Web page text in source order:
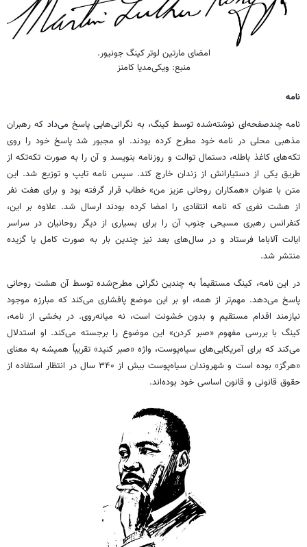
امضای مارتین لوتر کینگ جونیور.
منبع: ویکی‌مدیا کامنز
نامه
نامه چندصفحه‌ای نوشته‌شده توسط کینگ، به نگرانی‌هایی پاسخ می‌داد که رهبران
مذهبی محلی در نامه خود مطرح کرده بودند. او مجبور شد پاسخ خود را روی
تکه‌های کاغذ باطله، دستمال توالت و روزنامه بنویسد و آن را به‌ صورت تکه‌تکه از
طریق یکی از دستیارانش از زندان خارج کند. سپس نامه تایپ و توزیع شد. این
متن با عنوان «همکاران روحانی عزیز من» خطاب قرار گرفته بود و برای هفت نفر
از هشت نفری که نامه انتقادی را امضا کرده بودند ارسال شد. علاوه بر این،
کنفرانس رهبری مسیحی جنوب آن را برای بسیاری از دیگر روحانیان در سراسر
ایالت آلاباما فرستاد و در سال‌های بعد نیز چندین بار به‌ صورت کامل یا گزیده
منتشر شد.
در این نامه، کینگ مستقیماً به چندین نگرانی مطرح‌شده توسط آن هشت روحانی
پاسخ می‌دهد. مهم‌تر از همه، او بر این موضع پافشاری می‌کند که مبارزه موجود
نیازمند اقدام مستقیم و بدون خشونت است، نه میانه‌روی. در بخشی از نامه،
کینگ با بررسی مفهوم «صبر کردن» این موضوع را برجسته می‌کند. او استدلال
می‌کند که برای آمریکایی‌های سیاه‌پوست، واژه «صبر کنید» تقریباً همیشه به معنای
«هرگز» بوده است و شهروندان سیاه‌پوست بیش از ۳۴۰ سال در انتظار استفاده از
حقوق قانونی و قانون اساسی خود بوده‌اند.